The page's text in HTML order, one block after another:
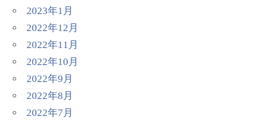
2023年1月
2022年12月
2022年11月
2022年10月
2022年9月
2022年8月
2022年7月